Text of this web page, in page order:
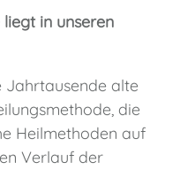
in unseren
Jahrtausende alte
die
Heilmethoden auf
Verlauf der